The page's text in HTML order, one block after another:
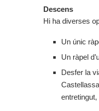
Descens
Hi ha diverses
Un únic
Un ràpel
Desfer la